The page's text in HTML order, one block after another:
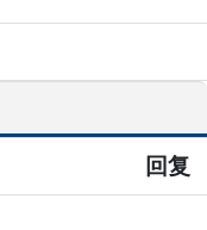
回复